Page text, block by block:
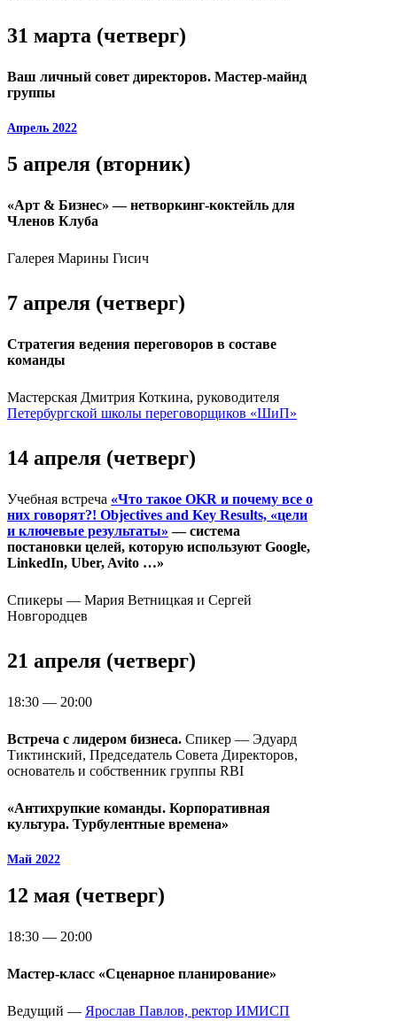
31 марта (четверг)
Ваш личный совет директоров. Мастер-майнд
группы
Апрель 2022
5 апреля (вторник)
«Арт & Бизнес» — нетворкинг-коктейль для
Членов Клуба
Галерея Марины Гисич
7 апреля (четверг)
Стратегия ведения переговоров в составе
команды
Мастерская Дмитрия Коткина, руководителя
Петербургской школы переговорщиков «ШиП»
14 апреля (четверг)
Учебная встреча «Что такое OKR и почему все о
них говорят?! Objectives and Key Results, «цели
и ключевые результаты» — система
постановки целей, которую используют Google,
LinkedIn, Uber, Avito …»
Спикеры — Мария Ветницкая и Сергей
Новгородцев
21 апреля (четверг)
18:30 — 20:00
Встреча с лидером бизнеса. Спикер — Эдуард
Тиктинский, Председатель Совета Директоров,
основатель и собственник группы RBI
«Антихрупкие команды. Корпоративная
культура. Турбулентные времена»
Май 2022
12 мая (четверг)
18:30 — 20:00
Мастер-класс «Сценарное планирование»
Ведущий — Ярослав Павлов, ректор ИМИСП